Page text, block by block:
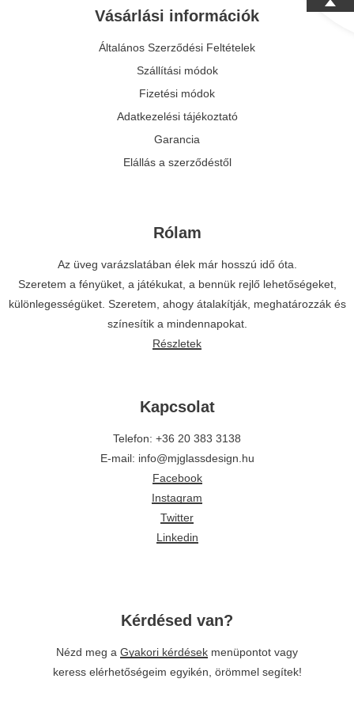
Vásárlási információk
Általános Szerződési Feltételek
Szállítási módok
Fizetési módok
Adatkezelési tájékoztató
Garancia
Elállás a szerződéstől
Rólam
Az üveg varázslatában élek már hosszú idő óta.
Szeretem a fényüket, a játékukat, a bennük rejlő lehetőségeket,
különlegességüket. Szeretem, ahogy átalakítják, meghatározzák és
színesítik a mindennapokat.
Részletek
Kapcsolat
Telefon: +36 20 383 3138
E-mail: info@mjglassdesign.hu
Facebook
Instagram
Twitter
Linkedin
Kérdésed van?
Nézd meg a Gyakori kérdések menüpontot vagy
keress elérhetőségeim egyikén, örömmel segítek!